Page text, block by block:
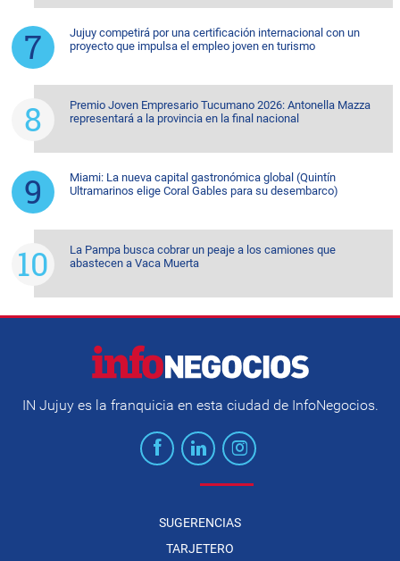
Jujuy competirá por una certificación internacional con un
proyecto que impulsa el empleo joven en turismo
Premio Joven Empresario Tucumano 2026: Antonella Mazza
representará a la provincia en la final nacional
Miami: La nueva capital gastronómica global (Quintín
Ultramarinos elige Coral Gables para su desembarco)
La Pampa busca cobrar un peaje a los camiones que
abastecen a Vaca Muerta
IN Jujuy es la franquicia en esta ciudad de InfoNegocios.
SUGERENCIAS
TARJETERO